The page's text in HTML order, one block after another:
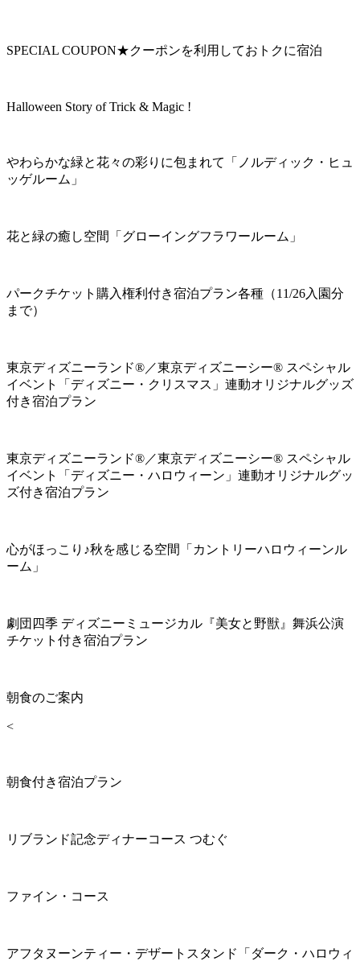
SPECIAL COUPON★クーポンを利用しておトクに宿泊
Halloween Story of Trick & Magic !
やわらかな緑と花々の彩りに包まれて「ノルディック・ヒュ
ッゲルーム」
花と緑の癒し空間「グローイングフラワールーム」
パークチケット購入権利付き宿泊プラン各種（11/26入園分
まで）
東京ディズニーランド®／東京ディズニーシー® スペシャル
イベント「ディズニー・クリスマス」連動オリジナルグッズ
付き宿泊プラン
東京ディズニーランド®／東京ディズニーシー® スペシャル
イベント「ディズニー・ハロウィーン」連動オリジナルグッ
ズ付き宿泊プラン
心がほっこり♪秋を感じる空間「カントリーハロウィーンル
ーム」
劇団四季 ディズニーミュージカル『美女と野獣』舞浜公演
チケット付き宿泊プラン
朝食のご案内
<
朝食付き宿泊プラン
リブランド記念ディナーコース つむぐ
ファイン・コース
アフタヌーンティー・デザートスタンド「ダーク・ハロウィ